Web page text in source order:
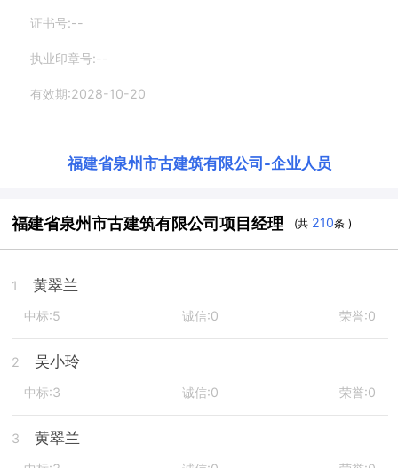
证书号:--
执业印章号:--
有效期:2028-10-20
福建省泉州市古建筑有限公司 -企业人员
福建省泉州市古建筑有限公司项目经理 (共 210条 )
1 黄翠兰
中标:5 诚信:0 荣誉:0
2 吴小玲
中标:3 诚信:0 荣誉:0
3 黄翠兰